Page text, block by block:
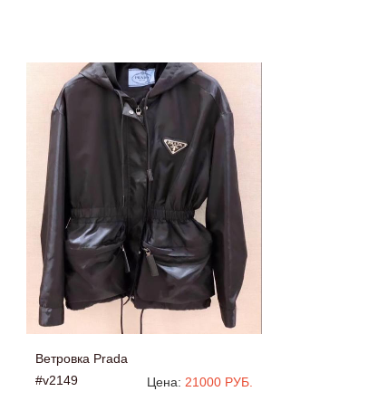
Ветровка Prada
#v2149
Цена: 21000 РУБ.